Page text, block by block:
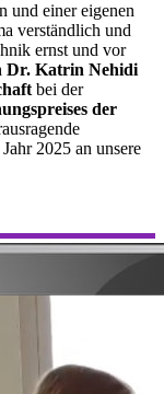
und einer eigenen
verständlich und
ernst und vor
Dr. Katrin Nehidi
bei der
der
2025 an unsere